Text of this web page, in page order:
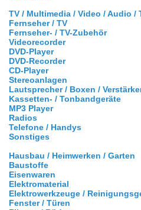
TV / Multimedia / Video / Audio /
Fernseher / TV
Fernseher- / TV-Zubehör
Videorecorder
DVD-Player
DVD-Recorder
CD-Player
Stereoanlagen
Lautsprecher / Boxen /
Kassetten- / Tonbandgeräte
MP3 Player
Radios
Telefone / Handys
Sonstiges
Hausbau / Heimwerken / Garten
Baustoffe
Eisenwaren
Elektromaterial
Elektrowerkzeuge /
Fenster / Türen